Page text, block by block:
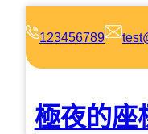
123456789
極夜的座